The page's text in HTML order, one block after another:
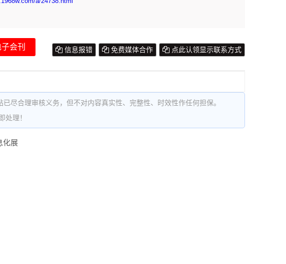
会刊 点此认领显示联系方式
免费媒体合作
信息报错
尽合理审核义务，但不对内容真实性、完整性、时效性作任何担保。
处理！
化展